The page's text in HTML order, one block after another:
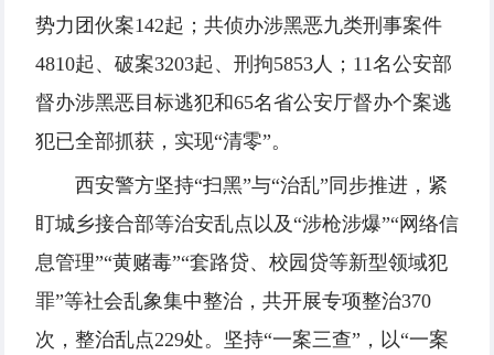
势力团伙案142起；共侦办涉黑恶九类刑事案件
4810起、破案3203起、刑拘5853人；11名公安部
督办涉黑恶目标逃犯和65名省公安厅督办个案逃
犯已全部抓获，实现“清零”。
西安警方坚持“扫黑”与“治乱”同步推进，紧
盯城乡接合部等治安乱点以及“涉枪涉爆”“网络信
息管理”“黄赌毒”“套路贷、校园贷等新型领域犯
罪”等社会乱象集中整治，共开展专项整治370
次，整治乱点229处。坚持“一案三查”，以“一案